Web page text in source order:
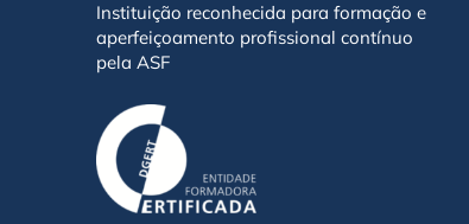
Instituição reconhecida para formação e
aperfeiçoamento profissional contínuo
pela ASF